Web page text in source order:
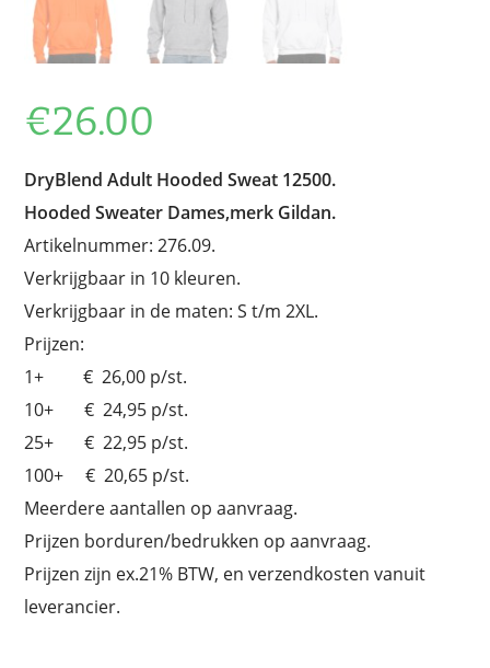
€26.00
DryBlend Adult Hooded Sweat 12500.
Hooded Sweater Dames,merk Gildan.
Artikelnummer: 276.09.
Verkrijgbaar in 10 kleuren.
Verkrijgbaar in de maten: S t/m 2XL.
Prijzen:
1+ € 26,00 p/st.
10+ € 24,95 p/st.
25+ € 22,95 p/st.
100+ € 20,65 p/st.
Meerdere aantallen op aanvraag.
Prijzen borduren/bedrukken op aanvraag.
Prijzen zijn ex.21% BTW, en verzendkosten vanuit
leverancier.